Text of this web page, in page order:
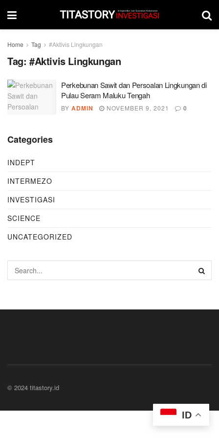
Home Tag #Aktivis Lingkungan
Tag: #Aktivis Lingkungan
Perkebunan Sawit dan Persoalan Lingkungan di
Pulau Seram Maluku Tengah
BY ADMIN NOVEMBER 9, 2021 0
Categories
INDEPT
INTERMEZO
INVESTIGASI
SCIENCE
UNCATEGORIZED
© 2024 titastory.id
ID